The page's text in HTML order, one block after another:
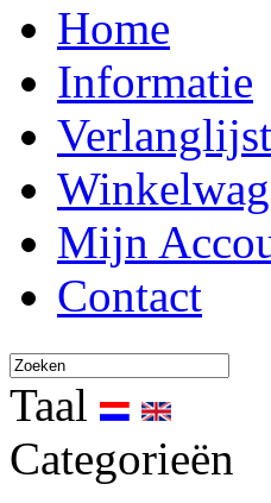
Home
Informatie
Mijn
Contact
Taal
Categorieën